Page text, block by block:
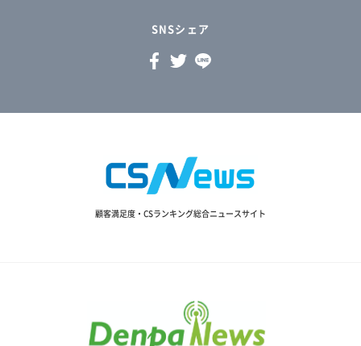
SNSシェア
顧客満足度・CSランキング総合ニュースサイト